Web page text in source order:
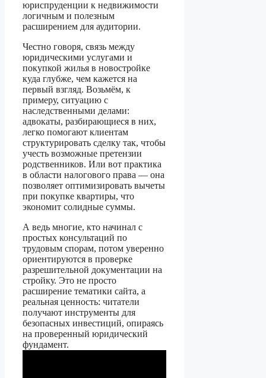
юриспруденции к недвижимости
логичным и полезным
расширением для аудитории.
Честно говоря, связь между
юридическими услугами и
покупкой жилья в новостройке
куда глубже, чем кажется на
первый взгляд. Возьмём, к
примеру, ситуацию с
наследственными делами:
адвокаты, разбирающиеся в них,
легко помогают клиентам
структурировать сделку так, чтобы
учесть возможные претензии
родственников. Или вот практика
в области налогового права — она
позволяет оптимизировать вычеты
при покупке квартиры, что
экономит солидные суммы.
А ведь многие, кто начинал с
простых консультаций по
трудовым спорам, потом уверенно
ориентируются в проверке
разрешительной документации на
стройку. Это не просто
расширение тематики сайта, а
реальная ценность: читатели
получают инструменты для
безопасных инвестиций, опираясь
на проверенный юридический
фундамент.